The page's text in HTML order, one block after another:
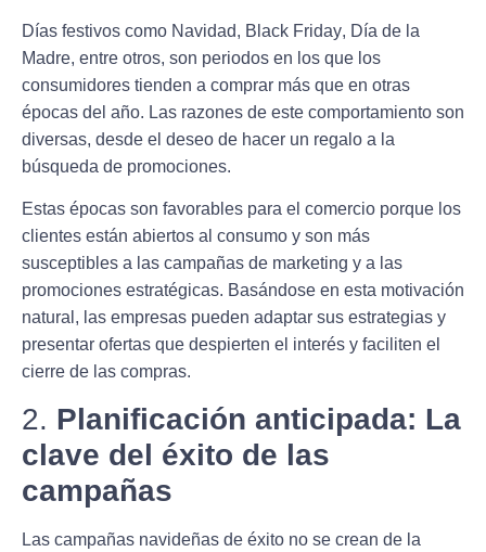
Días festivos como Navidad, Black Friday, Día de la
Madre, entre otros, son periodos en los que los
consumidores tienden a comprar más que en otras
épocas del año. Las razones de este comportamiento son
diversas, desde el deseo de hacer un regalo a la
búsqueda de promociones.
Estas épocas son favorables para el comercio porque los
clientes están abiertos al consumo y son más
susceptibles a las campañas de marketing y a las
promociones estratégicas. Basándose en esta motivación
natural, las empresas pueden adaptar sus estrategias y
presentar ofertas que despierten el interés y faciliten el
cierre de las compras.
2. Planificación anticipada: La
clave del éxito de las
campañas
Las campañas navideñas de éxito no se crean de la